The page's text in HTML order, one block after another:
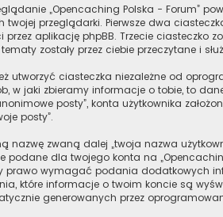
„Opencaching Polska - Forum”
przeglądarki. Pierwsze dwa
aplikację phpBB. Trzecie ciasteczko
zostały przez ciebie przeczytane i
utworzyć ciasteczka niezależne od
w jaki zbieramy informacje o tobie, to
posty”, konta użytkownika
posty”.
zwaną dalej „twoja nazwa
dla twojego konta na
prawo wymagać podania dodatkowych
które informacje o twoim koncie są
generowanych przez